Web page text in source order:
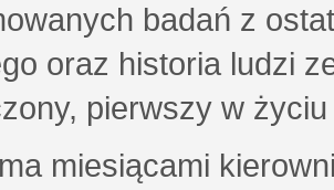
badań z
oraz historia ludzi
pierwszy w
miesiącami